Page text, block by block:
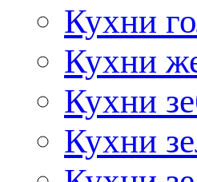
Кухни
Кухни
Кухни
Кухни